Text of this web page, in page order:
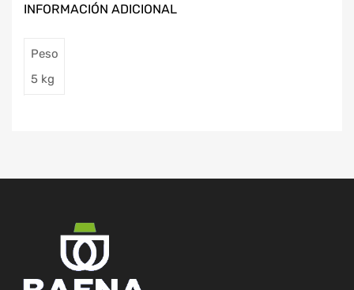
INFORMACIÓN ADICIONAL
Peso
5 kg